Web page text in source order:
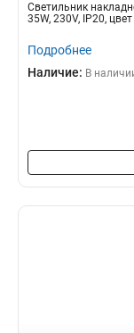
Светильник
35W, 230V, IP20,
Подробнее
Наличие: В